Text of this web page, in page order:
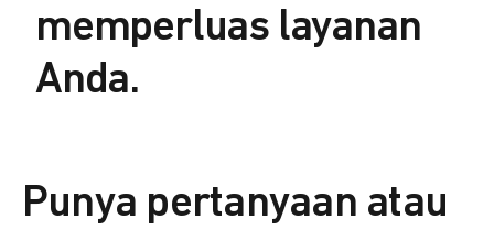
memperluas layanan
Anda.
Punya pertanyaan atau